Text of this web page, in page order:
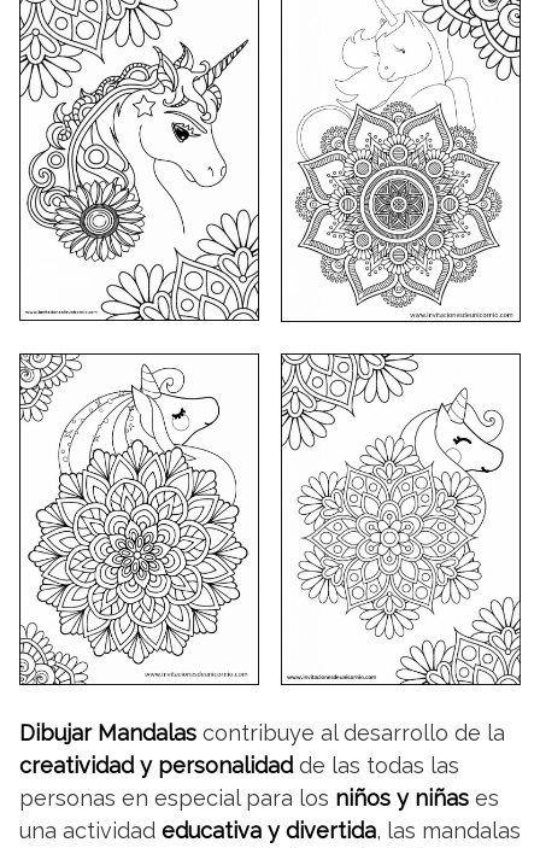
Dibujar Mandalas contribuye al desarrollo de la
creatividad y personalidadde las todas las
personas en especial para los niños y niñas es
una actividad educativa y divertida, las mandalas